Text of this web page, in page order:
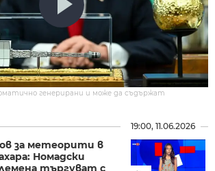
генерирани и може да съдържат
за метеорити в
Номадски
търгуват с
19:00, 11.06.2026